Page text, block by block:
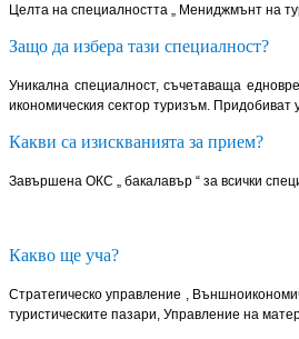
Целта на специалността „ Мениджмънт на
Защо да избера тази специалност?
Уникална специалност, съчетаваща
икономическия сектор туризъм.
Какви са изискванията за прием?
Завършена ОКС „ бакалавър “ за всички
Какво ще уча?
Стратегическо управление ,
туристическите пазари, Управление на